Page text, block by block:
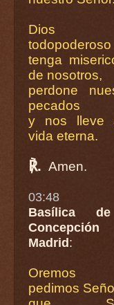
Dios
todopoderoso
tenga
de nosotros,
perdone
pecados
y nos lleve
vida eterna.
℟. Amen.
03:48
Basílica
Madrid:
pedimos